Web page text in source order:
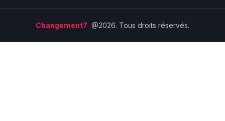
Changement7 @2026. Tous droits réservés.